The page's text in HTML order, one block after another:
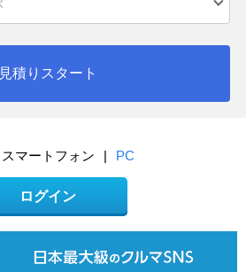
見積りスタート
スマートフォン | PC
ログイン